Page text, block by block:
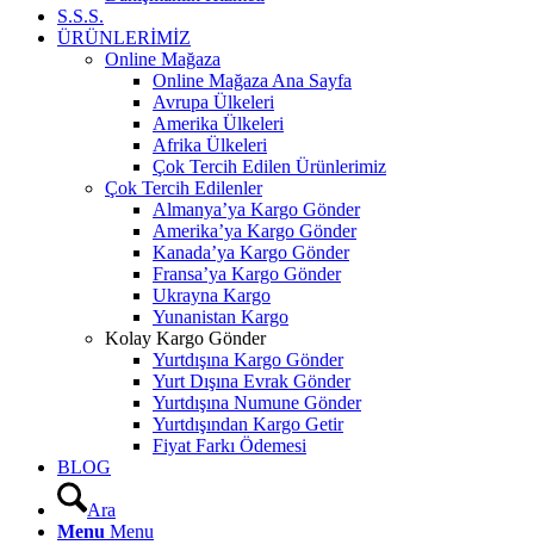
S.S.S.
ÜRÜNLERİMİZ
Online Mağaza
Online Mağaza Ana Sayfa
Avrupa Ülkeleri
Amerika Ülkeleri
Afrika Ülkeleri
Çok Tercih Edilen Ürünlerimiz
Çok Tercih Edilenler
Almanya’ya Kargo Gönder
Amerika’ya Kargo Gönder
Kanada’ya Kargo Gönder
Fransa’ya Kargo Gönder
Ukrayna Kargo
Yunanistan Kargo
Kolay Kargo Gönder
Yurtdışına Kargo Gönder
Yurt Dışına Evrak Gönder
Yurtdışına Numune Gönder
Yurtdışından Kargo Getir
Fiyat Farkı Ödemesi
BLOG
Ara
Menu Menu